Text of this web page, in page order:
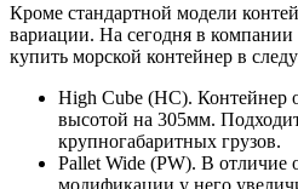
Кроме стандартной модели
вариации. На сегодня в
купить морской контейнер в
High Cube (HC). Контейнер
высотой на 305мм.
крупногабаритных грузов.
Pallet Wide (PW). В отличие
модификации у него